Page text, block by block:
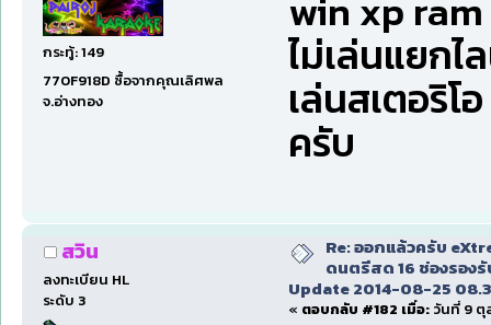
กระทู้: 149
770F918D ซื้อจากคุณเลิศพล
จ.อ่างทอง
ไม่เล่นแยกไ
เล่นสเตอริ
ครับ
สวิน
ลงทะเบียน HL
ระดับ 3
Re: ออกแล้วครับ
ดนตรีสด 16 ช่องรอง
Update 2014-08-25
« ตอบกลับ #182 เมื่อ: วันที่ 9 ตุ